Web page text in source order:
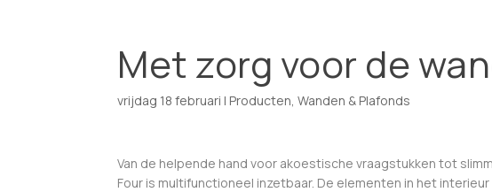
Met zorg voor de
vrijdag 18 februari | Producten Wanden & Plafonds
Van de helpende hand voor akoestische vraagstukken tot
Four is multifunctioneel inzetbaar. De elementen in het